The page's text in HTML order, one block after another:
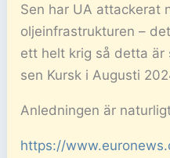
Sen har UA attackerat
oljeinfrastrukturen –
ett helt krig så detta
sen Kursk i Augusti
Anledningen är
https://